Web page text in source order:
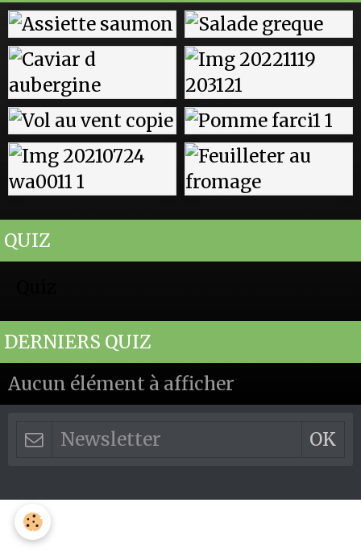
QUIZ
DERNIERS QUIZ
Aucun élément à afficher